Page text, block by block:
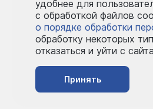
удобнее для
с обработкой файлов
о порядке обработки
обработку некоторых
отказаться и уйти с
Принять